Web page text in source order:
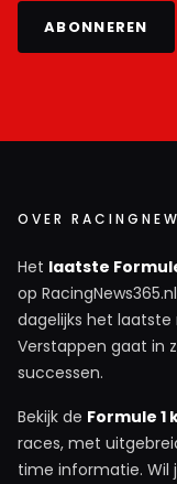
ABONNEREN
OVER
Het laatste
op
dagelijks het laatste
Verstappen gaat in
successen.
Bekijk de Formule 1
races, met
time informatie. Wil